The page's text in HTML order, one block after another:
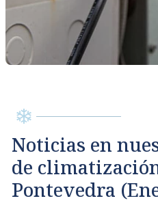
Noticias en
de
Pontevedra